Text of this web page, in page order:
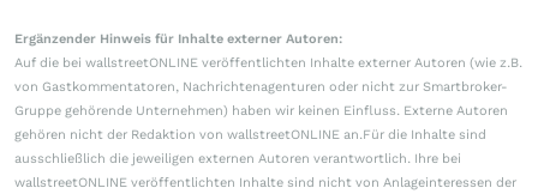
Ergänzender Hinweis für Inhalte externer Autoren:
Auf die bei wallstreetONLINE veröffentlichten Inhalte externer Autoren (wie z.B.
von Gastkommentatoren, Nachrichtenagenturen oder nicht zur Smartbroker-
Gruppe gehörende Unternehmen) haben wir keinen Einfluss. Externe Autoren
gehören nicht der Redaktion von wallstreetONLINE an.Für die Inhalte sind
ausschließlich die jeweiligen externen Autoren verantwortlich. Ihre bei
wallstreetONLINE veröffentlichten Inhalte sind nicht von Anlageinteressen der